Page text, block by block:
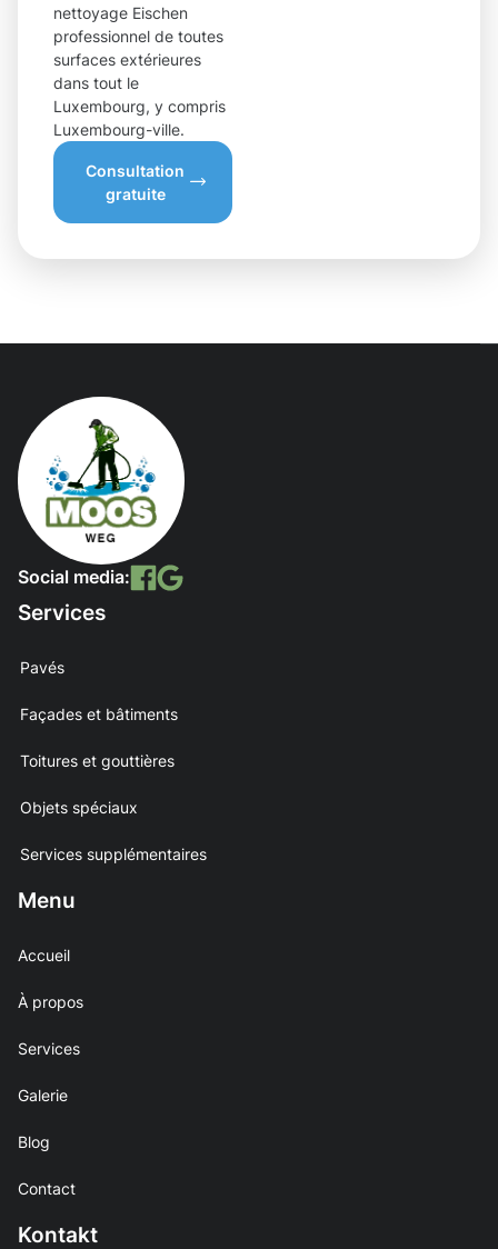
nettoyage Eischen
professionnel de toutes
surfaces extérieures
dans tout le
Luxembourg, y compris
Luxembourg-ville.
Consultation
gratuite
Social media:
Services
Pavés
Façades et bâtiments
Toitures et gouttières
Objets spéciaux
Services supplémentaires
Menu
Accueil
À propos
Services
Galerie
Blog
Contact
Kontakt